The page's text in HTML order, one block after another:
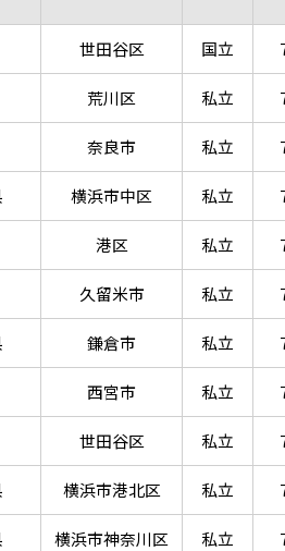
世田谷区 国立
荒川区 私立
奈良市 私立
横浜市中区 私立
港区 私立
久留米市 私立
鎌倉市 私立
西宮市 私立
世田谷区 私立
横浜市港北区 私立
横浜市神奈川区 私立